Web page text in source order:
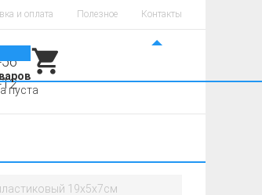
и оплата Полезное Контакты
пуста
19х5х7см